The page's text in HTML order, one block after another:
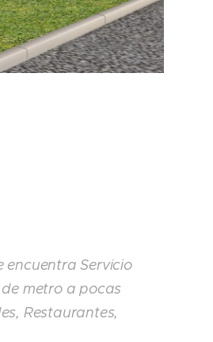
encuentra Servicio
metro a pocas
Restaurantes,